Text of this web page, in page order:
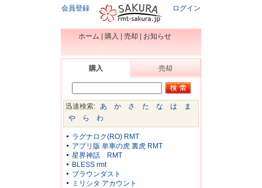
会員登録 ログイン
ホーム 購入 売却 お知らせ
購入 売却
迅速検索: あ か さ た な は
ま
や
ら わ
ラグナロク(RO) RMT
アプリ版 単車の虎 裏虎 RMT
星界神話 RMT
BLESS rmt
ブラウンダスト
ミリシタ アカウント